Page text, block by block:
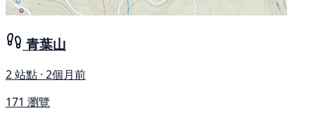
青葉山
2 站點 · 2個月前
171 瀏覽